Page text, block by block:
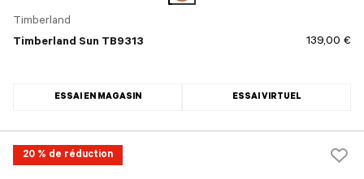
Timberland
Timberland Sun TB9313
139,00 €
ESSAI EN MAGASIN ESSAI VIRTUEL
20 % de réduction